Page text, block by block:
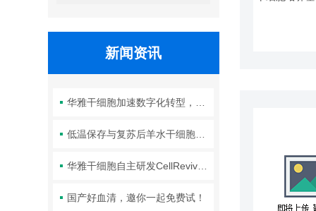
新闻资讯
低温保存与复苏后羊水干细胞培养基的选择要点：维持细胞活性的关键因素
华雅干细胞自主研发CellRevive Supplement细胞急救万能添加剂正式开售
国产好血清，邀你一起免费试！